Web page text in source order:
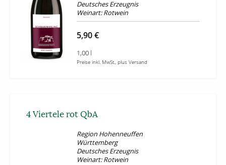
Deutsches Erzeugnis
Weinart: Rotwein
5,90 €
1,00 l
Preise inkl. MwSt., plus Versand
4 Viertele rot QbA
Region Hohenneuffen
Württemberg
Deutsches Erzeugnis
Weinart: Rotwein